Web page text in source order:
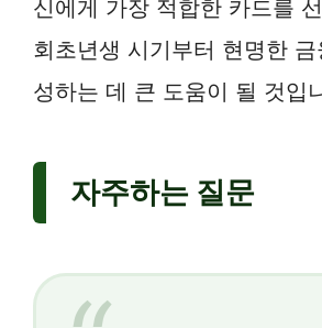
신에게 가장 적합한 카드를
회초년생 시기부터 현명한 금
성하는 데 큰 도움이 될 것입
자주하는 질문